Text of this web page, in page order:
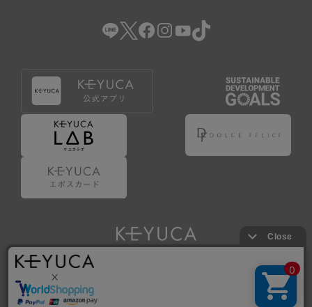
（5） その他、本規約または個別規定に違反した場合。
4.会員登録が取り消された場合においても、当該会員は、
弊社とのお取引等により既に発生した支払義務等の取引上
の義務および本規約上の義務の履行責任を免れないものと
します。
5.仮登録とは、ケユカが提供するアプリ等でサービスを利
用するための簡易的な会員登録（以下「仮登録」といいま
6.仮登録をすることで、第9条のポイント付与を受けるこ
とができます。
7.仮登録状態はポイントの利用は行えず、第3条1項の通り
に登録完了することでポイント利用が行えるようになりま
す。
Copyright © KAWAJUN Co., Ltd. All Rights Reserved.